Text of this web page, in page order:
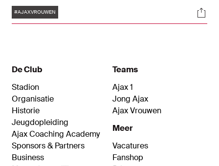
Tags
#AJAXVROUWEN
De Club
Stadion
Organisatie
Historie
Jeugdopleiding
Ajax Coaching Academy
Sponsors & Partners
Business
Teams
Ajax 1
Jong Ajax
Ajax Vrouwen
Meer
Vacatures
Fanshop